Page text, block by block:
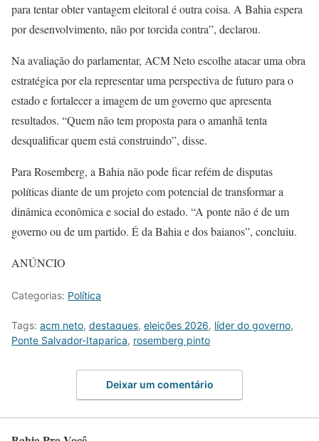
para tentar obter vantagem eleitoral é outra coisa. A Bahia espera
por desenvolvimento, não por torcida contra”, declarou.
Na avaliação do parlamentar, ACM Neto escolhe atacar uma obra
estratégica por ela representar uma perspectiva de futuro para o
estado e fortalecer a imagem de um governo que apresenta
resultados. “Quem não tem proposta para o amanhã tenta
desqualificar quem está construindo”, disse.
Para Rosemberg, a Bahia não pode ficar refém de disputas
políticas diante de um projeto com potencial de transformar a
dinâmica econômica e social do estado. “A ponte não é de um
governo ou de um partido. É da Bahia e dos baianos”, concluiu.
ANÚNCIO
Categorias: Política
Tags: acm neto, destaques, eleições 2026, líder do governo,
Ponte Salvador-Itaparica, rosemberg pinto
Deixar um comentário